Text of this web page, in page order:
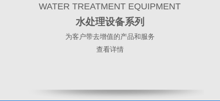
WATER TREATMENT EQUIPMENT
水处理设备系列
为客户带去增值的产品和服务
查看详情